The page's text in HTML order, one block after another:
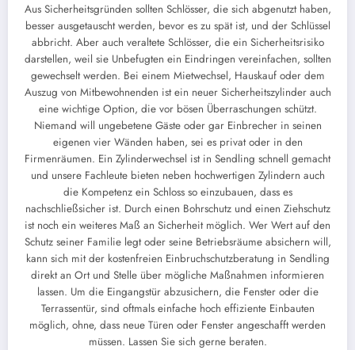
Aus Sicherheitsgründen sollten Schlösser, die sich abgenutzt haben,
besser ausgetauscht werden, bevor es zu spät ist, und der Schlüssel
abbricht. Aber auch veraltete Schlösser, die ein Sicherheitsrisiko
darstellen, weil sie Unbefugten ein Eindringen vereinfachen, sollten
gewechselt werden. Bei einem Mietwechsel, Hauskauf oder dem
Auszug von Mitbewohnenden ist ein neuer Sicherheitszylinder auch
eine wichtige Option, die vor bösen Überraschungen schützt.
Niemand will ungebetene Gäste oder gar Einbrecher in seinen
eigenen vier Wänden haben, sei es privat oder in den
Firmenräumen. Ein Zylinderwechsel ist in Sendling schnell gemacht
und unsere Fachleute bieten neben hochwertigen Zylindern auch
die Kompetenz ein Schloss so einzubauen, dass es
nachschließsicher ist. Durch einen Bohrschutz und einen Ziehschutz
ist noch ein weiteres Maß an Sicherheit möglich. Wer Wert auf den
Schutz seiner Familie legt oder seine Betriebsräume absichern will,
kann sich mit der kostenfreien Einbruchschutzberatung in Sendling
direkt an Ort und Stelle über mögliche Maßnahmen informieren
lassen. Um die Eingangstür abzusichern, die Fenster oder die
Terrassentür, sind oftmals einfache hoch effiziente Einbauten
möglich, ohne, dass neue Türen oder Fenster angeschafft werden
müssen. Lassen Sie sich gerne beraten.